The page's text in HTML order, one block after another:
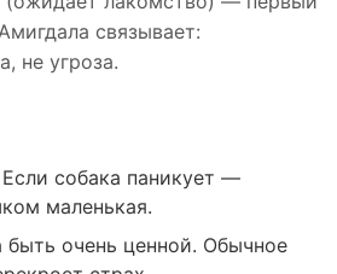
связывает:
не угроза.
собака паникует —
маленькая.
быть очень ценной. Обычное